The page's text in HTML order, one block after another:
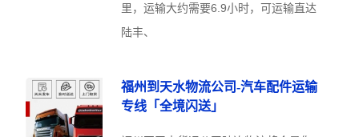
里，运输大约需要6.9小时，可运输直达
陆丰、
福州到天水物流公司-汽车配件运输
专线「全境闪送」